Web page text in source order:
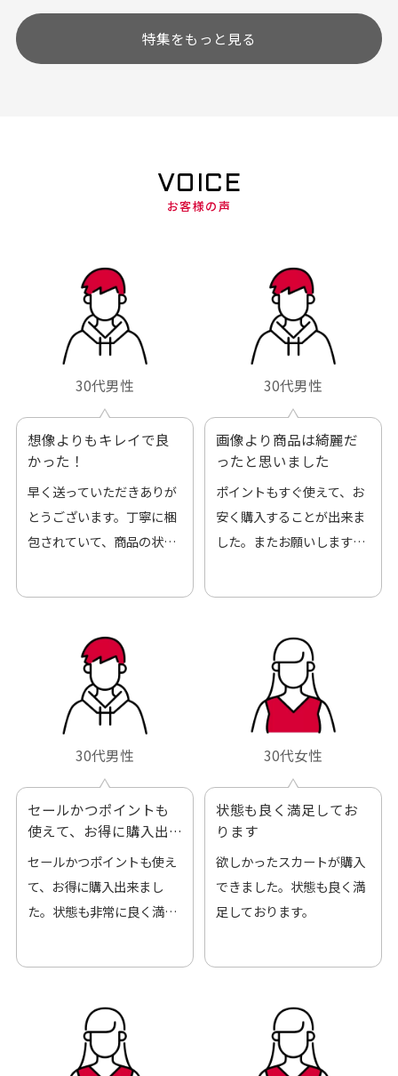
特集をもっと見る
VOICE
お客様の声
30代男性
想像よりもキレイで良
かった！
早く送っていただきありが
とうございます。丁寧に梱
包されていて、商品の状態
30代男性
画像より商品は綺麗だ
ったと思いました
ポイントもすぐ使えて、お
安く購入することが出来ま
した。またお願いします、
30代男性
セールかつポイントも
使えて、お得に購入出
来ました
セールかつポイントも使え
て、お得に購入出来まし
た。状態も非常に良く満足
30代女性
状態も良く満足してお
ります
欲しかったスカートが購入
できました。状態も良く満
足しております。